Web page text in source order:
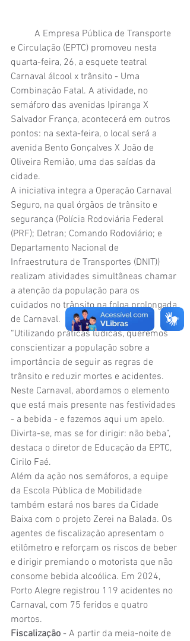
e Circulação (EPTC) promoveu nesta
quarta-feira, 26, a esquete teatral
Carnaval álcool x trânsito - Uma
Combinação Fatal. A atividade, no
semáforo das avenidas Ipiranga X
Salvador França, acontecerá em outros
pontos: na sexta-feira, o local será a
avenida Bento Gonçalves X João de
Oliveira Remião, uma das saídas da
cidade.
A iniciativa integra a Operação Carnaval
Seguro, na qual órgãos de trânsito e
segurança (Polícia Rodoviária Federal
(PRF); Detran; Comando Rodoviário; e
Departamento Nacional de
Infraestrutura de Transportes (DNIT))
realizam atividades simultâneas chamar
a atenção da população para os
cuidados no trânsito na folga prolongada
de Carnaval.
“Utilizando práticas lúdicas, queremos
conscientizar a população sobre a
importância de seguir as regras de
trânsito e reduzir mortes e acidentes.
Neste Carnaval, abordamos o elemento
que está mais presente nas festividades
- a bebida - e fazemos aqui um apelo.
Divirta-se, mas se for dirigir: não beba”,
destaca o diretor de Educação da EPTC,
Cirilo Faé.
Além da ação nos semáforos, a equipe
da Escola Pública de Mobilidade
também estará nos bares da Cidade
Baixa com o projeto Zerei na Balada. Os
agentes de fiscalização apresentam o
etilômetro e reforçam os riscos de beber
e dirigir premiando o motorista que não
consome bebida alcoólica. Em 2024,
Porto Alegre registrou 119 acidentes no
Carnaval, com 75 feridos e quatro
mortos.
Fiscalização - A partir da meia-noite de